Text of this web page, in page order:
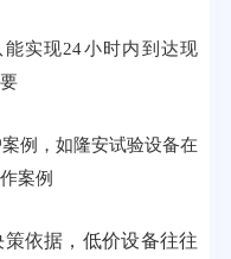
能实现24小时内到达现
例，如隆安试验设备在
案例
依据，低价设备往往